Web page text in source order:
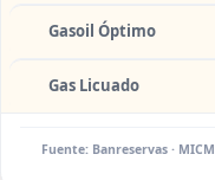
Gasoil Óptimo
Gas Licuado
Fuente: Banreservas · MICM